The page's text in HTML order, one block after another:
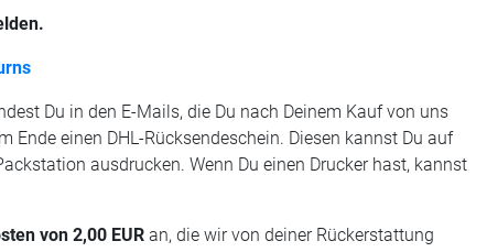
Du in den E-Mails, die Du nach Deinem Kauf von uns
einen DHL-Rücksendeschein. Diesen kannst Du auf
ausdrucken. Wenn Du einen Drucker hast, kannst
von 2,00 EUR an, die wir von deiner Rückerstattung